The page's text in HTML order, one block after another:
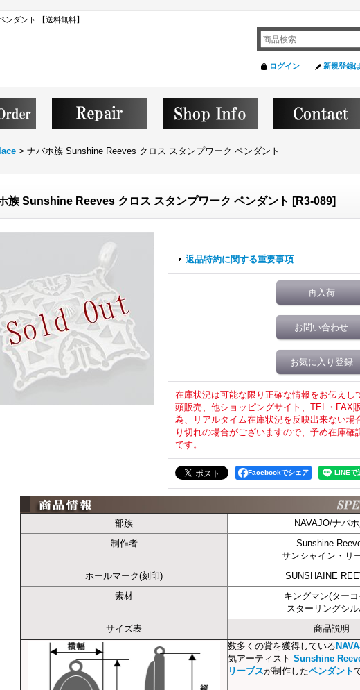
ダント 【送料無料】
ログイン 新規登録
> ナバホ族 Sunshine Reeves クロス スタンプワーク ペンダント
族 Sunshine Reeves クロス スタンプワーク ペンダント [R3-089]
返品特約に関する重要事項
再入荷
お問い合わせ
お気に入り登録
在庫状況は可能な限り正確な情報をお伝えし
頭販売、他ショッピングサイト、TEL・FAX
為、リアルタイム在庫状況を反映出来ない場
り切れの場合がございますので、予め在庫確
です。
Facebookでシェア
部族
NAVAJO/ナバ
制作者
Sunshine
サンシャイン・リ
ホールマーク(刻印)
SUNSHAINE
素材
キングマン(ター
スターリングシ
サイズ表
商品説明
数多くの賞を獲得している
気アーティスト Sunshine
リーブスが制作したペンダント